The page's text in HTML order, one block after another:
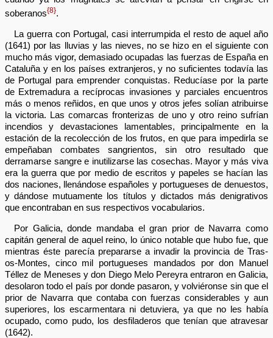
soberanos{8}.
La guerra con Portugal, casi interrumpida el resto de aquel año
(1641) por las lluvias y las nieves, no se hizo en el siguiente con
mucho más vigor, demasiado ocupadas las fuerzas de España en
Cataluña y en los países extranjeros, y no suficientes todavía las
de Portugal para emprender conquistas. Reducíase por la parte
de Extremadura a recíprocas invasiones y parciales encuentros
más o menos reñidos, en que unos y otros jefes solían atribuirse
la victoria. Las comarcas fronterizas de uno y otro reino sufrían
incendios y devastaciones lamentables, principalmente en la
estación de la recolección de los frutos, en que para impedirla se
empeñaban combates sangrientos, sin otro resultado que
derramarse sangre e inutilizarse las cosechas. Mayor y más viva
era la guerra que por medio de escritos y papeles se hacían las
dos naciones, llenándose españoles y portugueses de denuestos,
y dándose mutuamente los títulos y dictados más denigrativos
que encontraban en sus respectivos vocabularios.
Por Galicia, donde mandaba el gran prior de Navarra como
capitán general de aquel reino, lo único notable que hubo fue, que
mientras éste parecía prepararse a invadir la provincia de Tras-
os-Montes, cinco mil portugueses mandados por don Manuel
Téllez de Meneses y don Diego Melo Pereyra entraron en Galicia,
desolaron todo el país por donde pasaron, y volviéronse sin que el
prior de Navarra que contaba con fuerzas considerables y aun
superiores, los escarmentara ni detuviera, ya que no les había
ocupado, como pudo, los desfiladeros que tenían que atravesar
(1642).